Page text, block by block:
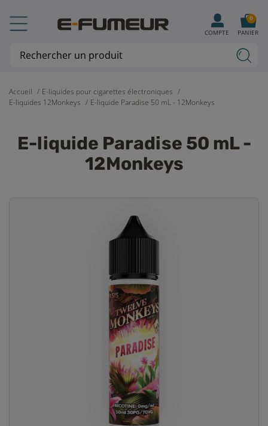
Accueil
E-liquides pour cigarettes électroniques
E-liquides 12Monkeys
E-liquide Paradise 50 mL - 12Monkeys
E-liquide Paradise 50 mL -
12Monkeys
COMPTE PANIER
0